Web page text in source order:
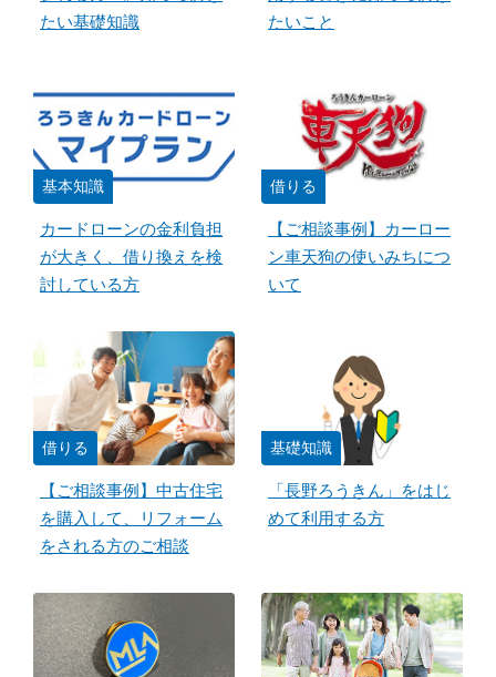
たい基礎知識
たいこと
基本知識
カードローンの金利負担
が大きく、借り換えを検
討している方
借りる
【ご相談事例】カーロー
ン車天狗の使いみちにつ
いて
借りる
【ご相談事例】中古住宅
を購入して、リフォーム
をされる方のご相談
基礎知識
「長野ろうきん」をはじ
めて利用する方